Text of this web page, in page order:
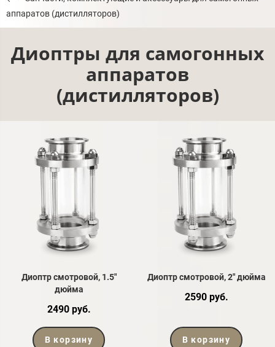
аппаратов (дистилляторов)
Диоптры для самогонных
аппаратов
(дистилляторов)
Диоптр смотровой, 1.5"
дюйма
2490 руб.
В корзину
Диоптр смотровой, 2" дюйма
2590 руб.
В корзину